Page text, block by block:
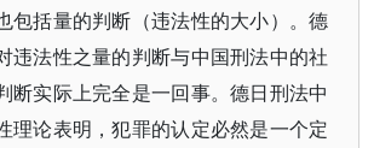
包括量的判断（违法性的大小）。德
违法性之量的判断与中国刑法中的社
断实际上完全是一回事。德日刑法中
理论表明，犯罪的认定必然是一个定